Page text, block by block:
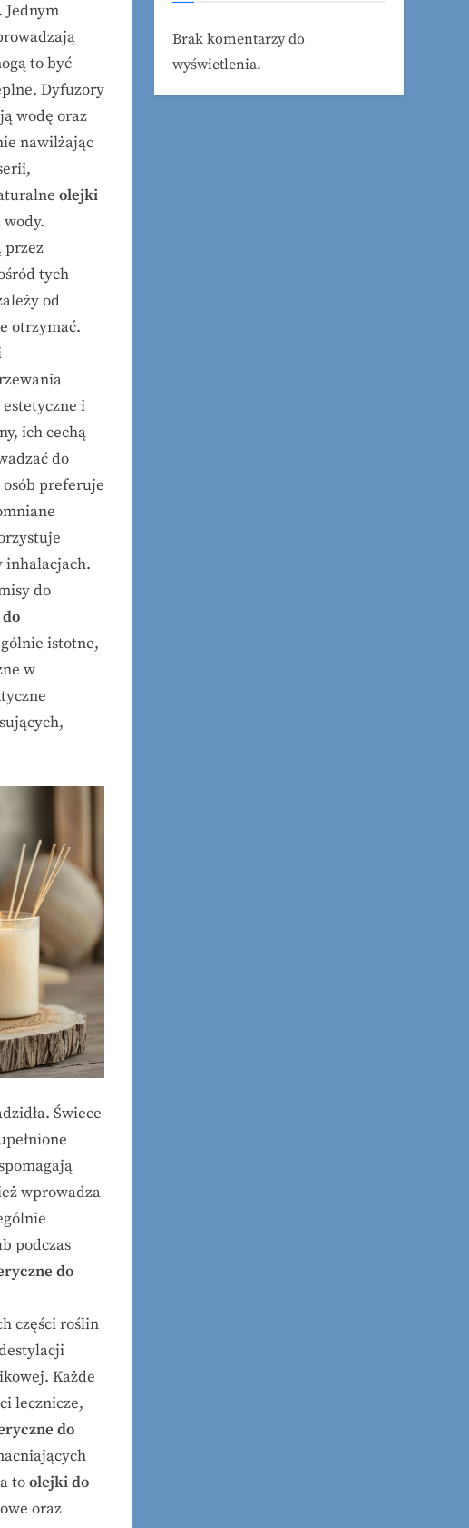
to być
Dyfuzory
wodę oraz
nawilżając
olejki
przez
tych
od
otrzymać.
i
ich cechą
do
osób preferuje
inhalacjach.
do
istotne,
w
Świece
wprowadza
podczas
do
części roślin
Każde
lecznicze,
do
toolejki do
oraz
Brak komentarzy do
wyświetlenia.